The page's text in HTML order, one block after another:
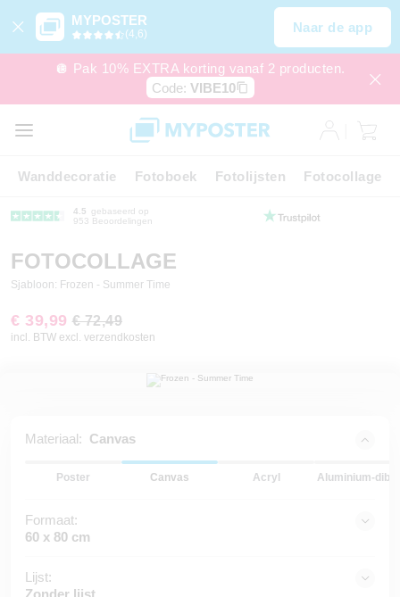
MYPOSTER
(4,6) Naar de app
🪩 Pak 10% EXTRA korting vanaf 2 producten.
Code: VIBE10
Wanddecoratie Fotoboek Fotolijsten Fotocollage
4.5
gebaseerd op
953 Beoordelingen
FOTOCOLLAGE
Sjabloon: Frozen - Summer Time
€ 39,99 € 72,49
incl. BTW excl. verzendkosten
Materiaal: Canvas
Poster Canvas Acryl Aluminium-
Formaat:
60 x 80 cm
Lijst:
Zonder lijst